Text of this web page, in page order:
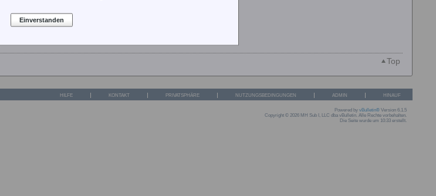
Top
HILFE KONTAKT PRIVATSPHÄRE NUTZUNGSBEDINGUNGEN ADMIN HINAUF
Powered by vBulletin® Version 6.1.5
Copyright © 2026 MH Sub I, LLC dba vBulletin. Alle Rechte vorbehalten.
Die Seite wurde um 10:33 erstellt.
Einverstanden